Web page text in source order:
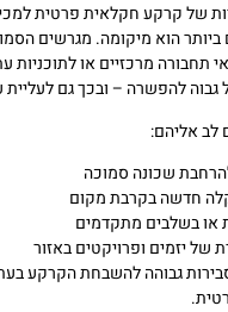
של קרקע חקלאית פרטית
הוא מיקומה. מגרשים
תחבורה מרכזיים או לתוכניות
גבוה להפשרה – ובכך גם
לב אליהם:
שכונה סמוכה
חדשה בקרבת מקום
או בשלבים מתקדמים
של יזמים ופרויקטים באזור
גבוהה להשבחת הקרקע